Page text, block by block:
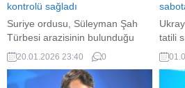
kontrolü sağladı
Suriye ordusu, Süleyman Şah
Türbesi arazisinin bulunduğu
Karakozak mevkisinde kontrolü
sağladı.
20.01.2026 23:40 0
tatili
ve